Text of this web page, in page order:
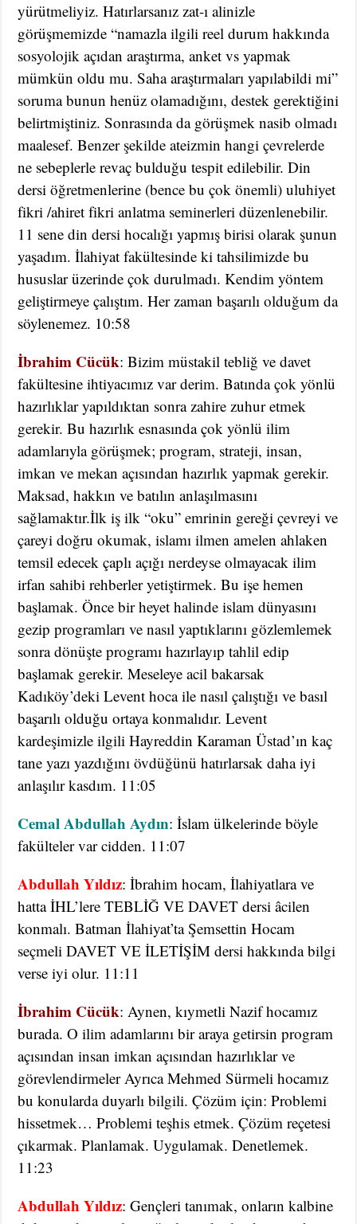
yürütmeliyiz. Hatırlarsanız zat-ı alinizle
görüşmemizde “namazla ilgili reel durum hakkında
sosyolojik açıdan araştırma, anket vs yapmak
mümkün oldu mu. Saha araştırmaları yapılabildi mi”
soruma bunun henüz olamadığını, destek gerektiğini
belirtmiştiniz. Sonrasında da görüşmek nasib olmadı
maalesef. Benzer şekilde ateizmin hangi çevrelerde
ne sebeplerle revaç bulduğu tespit edilebilir. Din
dersi öğretmenlerine (bence bu çok önemli) uluhiyet
fikri /ahiret fikri anlatma seminerleri düzenlenebilir.
11 sene din dersi hocalığı yapmış birisi olarak şunun
yaşadım. İlahiyat fakültesinde ki tahsilimizde bu
hususlar üzerinde çok durulmadı. Kendim yöntem
geliştirmeye çalıştım. Her zaman başarılı olduğum da
söylenemez. 10:58
İbrahim Cücük: Bizim müstakil tebliğ ve davet
fakültesine ihtiyacımız var derim. Batında çok yönlü
hazırlıklar yapıldıktan sonra zahire zuhur etmek
gerekir. Bu hazırlık esnasında çok yönlü ilim
adamlarıyla görüşmek; program, strateji, insan,
imkan ve mekan açısından hazırlık yapmak gerekir.
Maksad, hakkın ve batılın anlaşılmasını
sağlamaktır.İlk iş ilk “oku” emrinin gereği çevreyi ve
çareyi doğru okumak, islamı ilmen amelen ahlaken
temsil edecek çaplı açığı nerdeyse olmayacak ilim
irfan sahibi rehberler yetiştirmek. Bu işe hemen
başlamak. Önce bir heyet halinde islam dünyasını
gezip programları ve nasıl yaptıklarını gözlemlemek
sonra dönüşte programı hazırlayıp tahlil edip
başlamak gerekir. Meseleye acil bakarsak
Kadıköy’deki Levent hoca ile nasıl çalıştığı ve basıl
başarılı olduğu ortaya konmalıdır. Levent
kardeşimizle ilgili Hayreddin Karaman Üstad’ın kaç
tane yazı yazdığını övdüğünü hatırlarsak daha iyi
anlaşılır kasdım. 11:05
Cemal Abdullah Aydın: İslam ülkelerinde böyle
fakülteler var cidden. 11:07
Abdullah Yıldız: İbrahim hocam, İlahiyatlara ve
hatta İHL’lere TEBLİĞ VE DAVET dersi âcilen
konmalı. Batman İlahiyat’ta Şemsettin Hocam
seçmeli DAVET VE İLETİŞİM dersi hakkında bilgi
verse iyi olur. 11:11
İbrahim Cücük: Aynen, kıymetli Nazif hocamız
burada. O ilim adamlarını bir araya getirsin program
açısından insan imkan açısından hazırlıklar ve
görevlendirmeler Ayrıca Mehmed Sürmeli hocamız
bu konularda duyarlı bilgili. Çözüm için: Problemi
hissetmek… Problemi teşhis etmek. Çözüm reçetesi
çıkarmak. Planlamak. Uygulamak. Denetlemek.
11:23
Abdullah Yıldız: Gençleri tanımak, onların kalbine